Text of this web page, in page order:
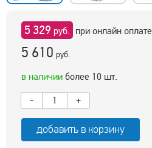
5 329 руб. при онлайн оплате
5 610 руб.
в наличии более 10 шт.
-
+
добавить в корзину